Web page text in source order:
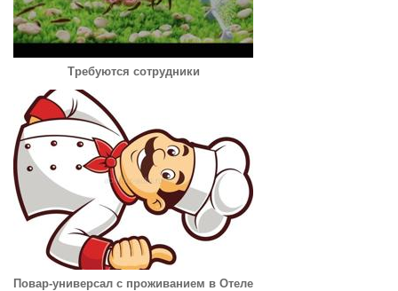
Требуются сотрудники
Повар-универсал с проживанием в Отеле